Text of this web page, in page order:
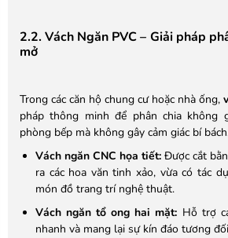
2.2. Vách Ngăn PVC – Giải pháp
mở
Trong các căn hộ chung cư hoặc nhà ống,
pháp thông minh để phân chia không
phòng bếp mà không gây cảm giác bí
Vách ngăn CNC họa tiết: Được cắt
ra các hoa văn tinh xảo, vừa có tác
món đồ trang trí nghệ thuật.
Vách ngăn tổ ong hai mặt: Hỗ trợ
nhanh và mang lại sự kín đáo tương